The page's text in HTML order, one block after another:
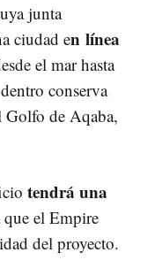
junta
ciudad en línea
el mar hasta
conserva
Golfo de Aqaba,
tendrá una
que el Empire
del proyecto.